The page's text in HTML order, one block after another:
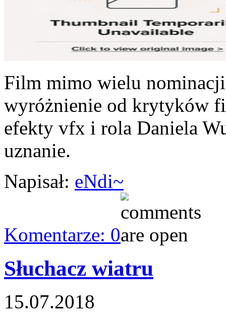
Film mimo wielu
wyróżnienie od krytyków
efekty vfx i rola Daniela
uznanie.
Napisał: eNdi~
Komentarze: 0
Słuchacz wiatru
15.07.2018